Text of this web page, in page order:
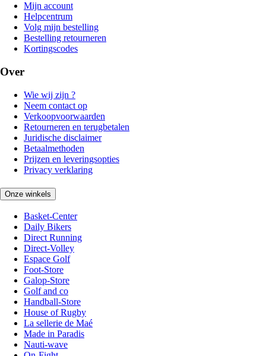
Mijn account
Helpcentrum
Volg mijn bestelling
Bestelling retourneren
Kortingscodes
Over
Wie wij zijn ?
Neem contact op
Verkoopvoorwaarden
Retourneren en terugbetalen
Juridische disclaimer
Betaalmethoden
Prijzen en leveringsopties
Privacy verklaring
Onze winkels
Basket-Center
Daily Bikers
Direct Running
Direct-Volley
Espace Golf
Foot-Store
Galop-Store
Golf and co
Handball-Store
House of Rugby
La sellerie de Maé
Made in Paradis
Nauti-wave